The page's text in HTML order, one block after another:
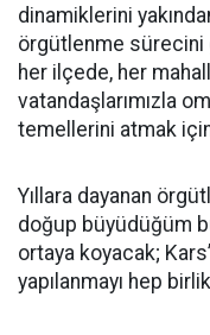
dinamiklerini
örgütlenme sürecini
her ilçede, her
vatandaşlarımızla
temellerini atmak
Yıllara dayanan
doğup büyüdüğüm
ortaya koyacak;
yapılanmayı hep